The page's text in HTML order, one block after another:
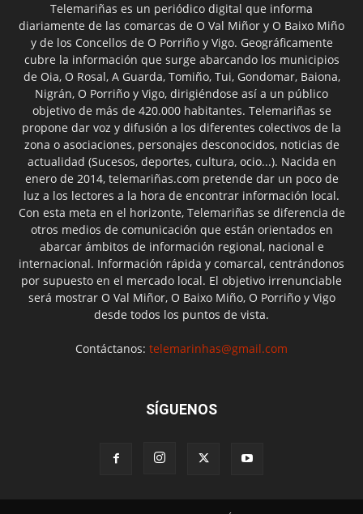
Telemariñas es un periódico digital que informa
diariamente de las comarcas de O Val Miñor y O Baixo Miño
y de los Concellos de O Porriño y Vigo. Geográficamente
cubre la información que surge abarcando los municipios
de Oia, O Rosal, A Guarda, Tomiño, Tui, Gondomar, Baiona,
Nigrán, O Porriño y Vigo, dirigiéndose así a un público
objetivo de más de 420.000 habitantes. Telemariñas se
propone dar voz y difusión a los diferentes colectivos de la
zona o asociaciones, personajes desconocidos, noticias de
actualidad (Sucesos, deportes, cultura, ocio...). Nacida en
enero de 2014, telemariñas.com pretende dar un poco de
luz a los lectores a la hora de encontrar información local.
Con esta meta en el horizonte, Telemariñas se diferencia de
otros medios de comunicación que están orientados en
abarcar ámbitos de información regional, nacional e
internacional. Información rápida y comarcal, centrándonos
por supuesto en el mercado local. El objetivo irrenunciable
será mostrar O Val Miñor, O Baixo Miño, O Porriño y Vigo
desde todos los puntos de vista.
Contáctanos: telemarinhas@gmail.com
SÍGUENOS